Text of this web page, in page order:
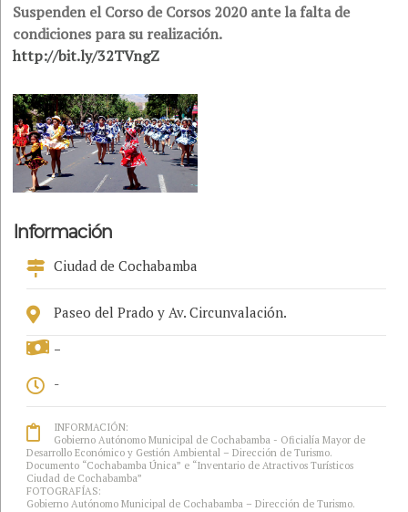
Suspenden el Corso de Corsos 2020 ante la falta de
condiciones para su realización.
http://bit.ly/32TVngZ
Información
Ciudad de Cochabamba
Paseo del Prado y Av. Circunvalación.
-
-
INFORMACIÓN:
Gobierno Autónomo Municipal de Cochabamba - Oficialía Mayor de
Desarrollo Económico y Gestión Ambiental – Dirección de Turismo.
Documento “Cochabamba Única” e “Inventario de Atractivos Turísticos
Ciudad de Cochabamba”
FOTOGRAFÍAS:
Gobierno Autónomo Municipal de Cochabamba – Dirección de Turismo.